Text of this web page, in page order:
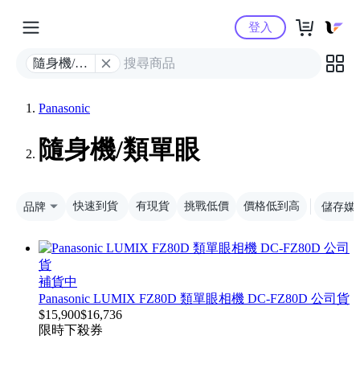
Yahoo購物中心
隨身機/類
登入
Panasonic
隨身機/類單眼
品牌 快速到貨 有現貨 挑戰低價 價格低到高 儲存媒
補貨中
Panasonic LUMIX FZ80D 類單眼相機 DC-FZ80D 公司貨
$15,900$16,736
限時下殺券